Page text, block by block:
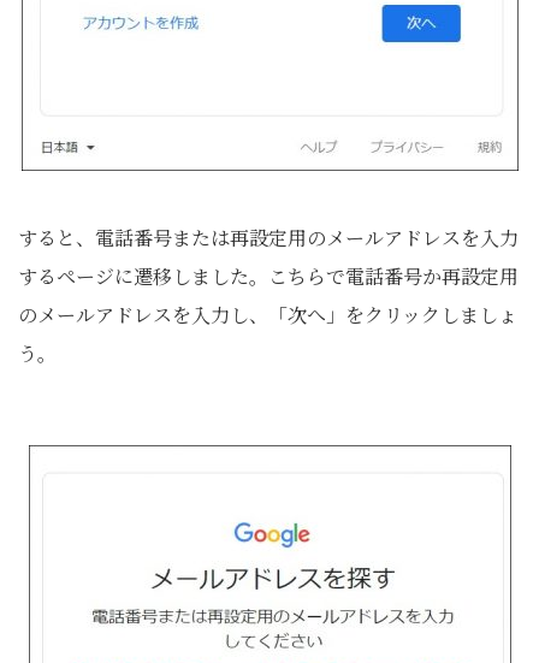
すると、電話番号または再設定用のメールアドレスを入力
するページに遷移しました。こちらで電話番号か再設定用
のメールアドレスを入力し、「次へ」をクリックしましょ
う。